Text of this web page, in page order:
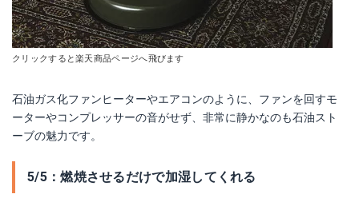
クリックすると楽天商品ページへ飛びます
石油ガス化ファンヒーターやエアコンのように、ファンを回すモ
ーターやコンプレッサーの音がせず、非常に静かなのも石油スト
ーブの魅力です。
5/5：燃焼させるだけで加湿してくれる